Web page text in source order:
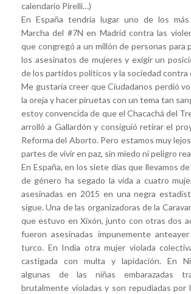
calendario Pirelli…)
En España tendría lugar uno de los más
Marcha del #7N en Madrid contra las
que congregó a un millón de personas para
los asesinatos de mujeres y exigir un
de los partidos políticos y la sociedad contra
Me gustaría creer que Ciudadanos perdió
la oreja y hacer piruetas con un tema tan
estoy convencida de que el Chacachá del
arrolló a Gallardón y consiguió retirar el
Reforma del Aborto. Pero estamos muy
partes de vivir en paz, sin miedo ni peligro
En España, en los siete días que llevamos
de género ha segado la vida a cuatro
asesinadas en 2015 en una negra
sigue. Una de las organizadoras de la
que estuvo en Xixón, junto con otras dos
fueron asesinadas impunemente
turco. En India otra mujer violada
castigada con multa y lapidación. En
algunas de las niñas embarazadas
brutalmente violadas y son repudiadas por